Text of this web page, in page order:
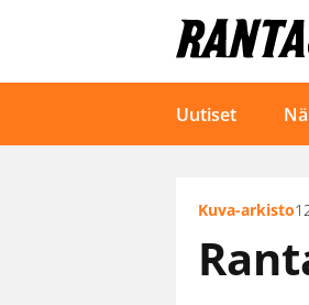
Uutiset
Kuva-arkisto